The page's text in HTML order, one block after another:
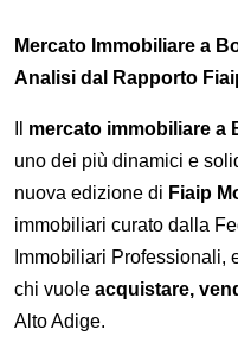
Mercato Immobiliare a
Analisi dal Rapporto
mercato immobiliare a
uno dei più dinamici e
nuova edizione di Fiaip
immobiliari curato dalla
Immobiliari Professionali,
chi vuole acquistare,
Alto Adige.